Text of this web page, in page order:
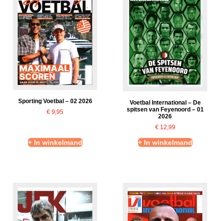
Sporting Voetbal – 02 2026
€ 9,95
+ In winkelmand
Voetbal International – De
spitsen van Feyenoord – 01
2026
€12,99
+ In winkelmand